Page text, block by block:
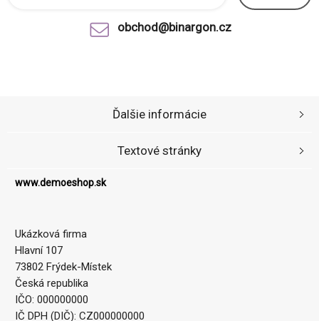
obchod@binargon.cz
www.demoeshop.sk
Ukázková firma
Hlavní 107
73802 Frýdek-Místek
Česká republika
IČO: 000000000
IČ DPH (DIČ): CZ000000000
Ďalšie informácie
Textové stránky